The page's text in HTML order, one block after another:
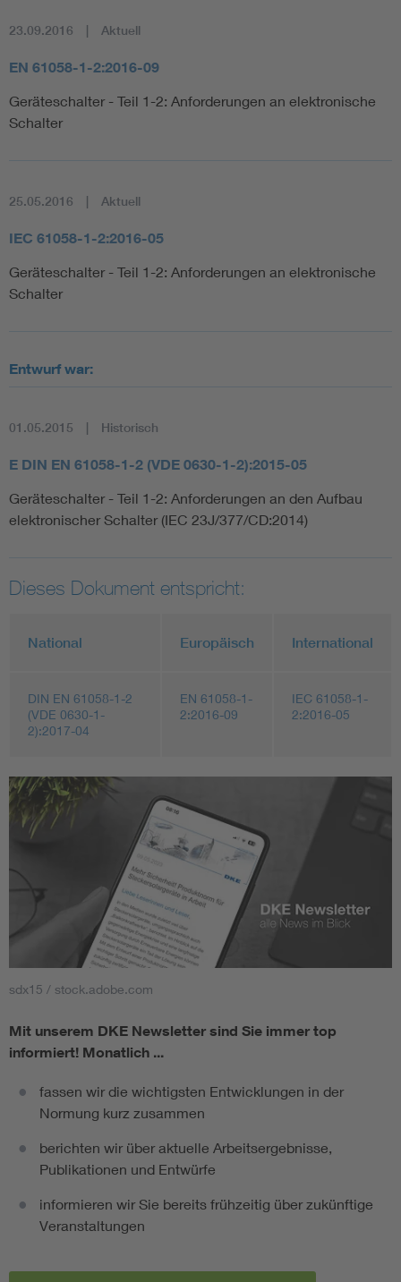
23.09.2016 Aktuell
EN 61058-1-2:2016-09
Geräteschalter - Teil 1-2: Anforderungen an elektronische
Schalter
25.05.2016 Aktuell
IEC 61058-1-2:2016-05
Geräteschalter - Teil 1-2: Anforderungen an elektronische
Schalter
Entwurf war:
01.05.2015 Historisch
E DIN EN 61058-1-2 (VDE 0630-1-2):2015-05
Geräteschalter - Teil 1-2: Anforderungen an den Aufbau
elektronischer Schalter (IEC 23J/377/CD:2014)
Dieses Dokument entspricht:
National Europäisch International
DIN EN 61058-1-2
(VDE 0630-1-
2):2017-04
EN 61058-1-
2:2016-09
IEC 61058-1-
2:2016-05
sdx15 / stock.adobe.com
Mit unserem DKE Newsletter sind Sie immer top
informiert! Monatlich ...
fassen wir die wichtigsten Entwicklungen in der
Normung kurz zusammen
berichten wir über aktuelle Arbeitsergebnisse,
Publikationen und Entwürfe
informieren wir Sie bereits frühzeitig über zukünftige
Veranstaltungen